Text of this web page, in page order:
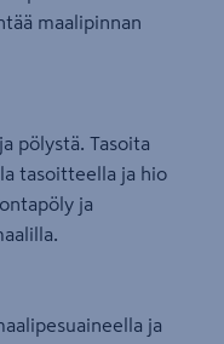
maalipinnan
pölystä. Tasoita
tasoitteella ja hio
ja
ja